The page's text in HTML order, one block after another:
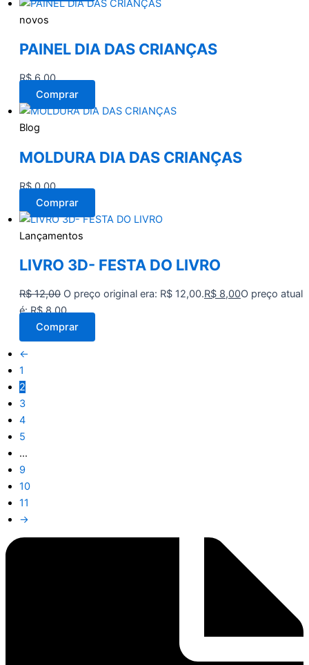
novos
PAINEL DIA DAS CRIANÇAS
R$6,00
Comprar
Blog
MOLDURA DIA DAS CRIANÇAS
R$0,00
Comprar
Lançamentos
LIVRO 3D- FESTA DO LIVRO
R$12,00 O preço original era: R$ 12,00.R$ 8,00O preço atual
é: R$ 8,00.
Comprar
←
1
2
3
4
5
…
9
10
11
→